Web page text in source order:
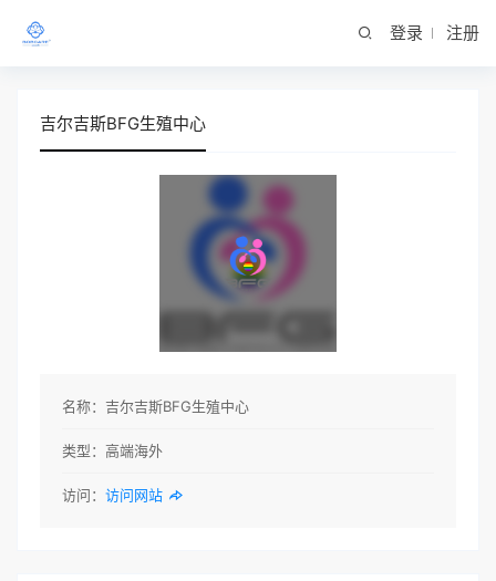
登录 注册
吉尔吉斯BFG生殖中心
名称： 吉尔吉斯BFG生殖中心
类型： 高端海外
访问： 访问网站